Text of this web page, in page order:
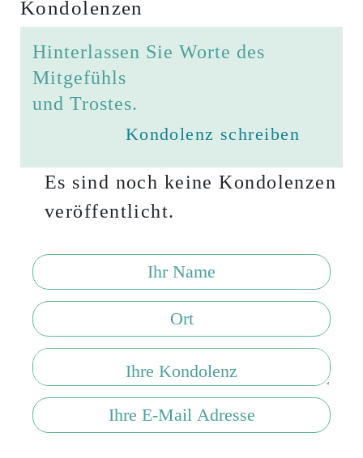
Kondolenzen
Hinterlassen Sie Worte des
Mitgefühls
und Trostes.
Kondolenz schreiben
Es sind noch keine Kondolenzen
veröffentlicht.